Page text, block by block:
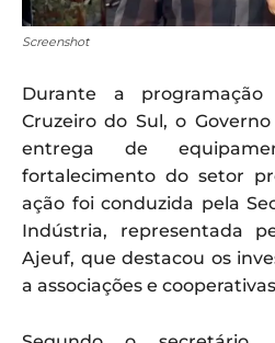
Screenshot
Durante a
Cruzeiro do Sul, o
entrega de
fortalecimento do setor
ação foi conduzida pela
Indústria, representada
Ajeuf, que destacou os
a associações e